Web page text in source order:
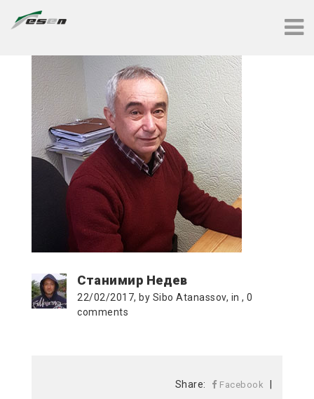
Станимир Недев
22/02/2017, by Sibo Atanassov, in , 0
comments
Share: Facebook